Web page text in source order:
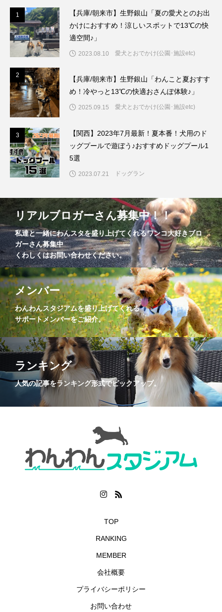
1
【兵庫/朝来市】生野銀山「夏の愛犬とのお出
かけにおすすめ！涼しいスポットで13℃の快
適空間♪」
2023.08.10 愛犬とおでかけ(公園･施設etc)
2
【兵庫/朝来市】生野銀山「わんこと夏おすす
め！冷やっと13℃の快適おさんぽ体験♪」
2025.09.15 愛犬とおでかけ(公園･施設etc)
3
【関西】2023年7月最新！夏本番！犬用のド
ッグプールで遊ぼう♪おすすめドッグプール1
5選
2023.07.21 ドッグラン
リアルブロガーさん募集中！！
私達と一緒にわんスタを盛り上げてくれるワンコ大好きブロ
ガーさん募集中
くわしくはお問い合わせください。
メンバー
わんわんスタジアムを盛り上げてくれる
サポートメンバーをご紹介。
ランキング
人気の記事をランキング形式でピックアップ。
TOP
RANKING
MEMBER
会社概要
プライバシーポリシー
お問い合わせ